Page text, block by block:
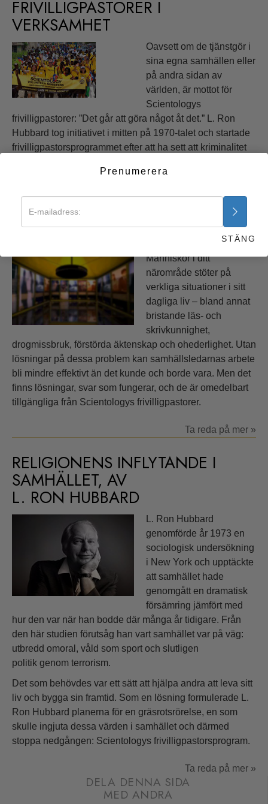
FRIVILLIGPASTORER I
VERKSAMHET
Oavsett om de tjänstgör i
sina egna samhällen eller
på andra sidan av
världen, är mottot för
Scientologys
frivilligpastorer: ”Det går att göra något åt det.” L. Ron
Hubbard tog initiativet i mitten på 1970-talet och startade
frivilligpastorsprogrammet efter att ha sett att kriminalitet
Människor i ditt
närområde stöter på
verkliga situationer i sitt
dagliga liv – bland annat
bristande läs- och
skrivkunnighet,
drogmissbruk, förstörda äktenskap och ohederlighet. Utan
lösningar på dessa problem kan samhällsledarnas arbete
bli mindre effektivt än det kunde och borde vara. Men det
finns lösningar, svar som fungerar, och de är omedelbart
tillgängliga från Scientologys frivilligpastorer.
Ta reda på mer »
RELIGIONENS INFLYTANDE I
SAMHÄLLET, AV
L. RON HUBBARD
L. Ron Hubbard
genomförde år 1973 en
sociologisk undersökning
i New York och upptäckte
att samhället hade
genomgått en dramatisk
försämring jämfört med
hur den var när han bodde där många år tidigare. Från
den här studien förutsåg han vart samhället var på väg:
utbredd omoral, våld som sport och slutligen
politik genom terrorism.
Det som behövdes var ett sätt att hjälpa andra att leva sitt
liv och bygga sin framtid. Som en lösning formulerade L.
Ron Hubbard planerna för en gräsrotsrörelse, en som
skulle ingjuta dessa värden i samhället och därmed
stoppa nedgången: Scientologys frivilligpastorsprogram.
Ta reda på mer »
DELA DENNA SIDA
MED ANDRA
Prenumerera
STÄNG